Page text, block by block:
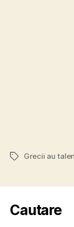
TagsGrecii au
Cautare